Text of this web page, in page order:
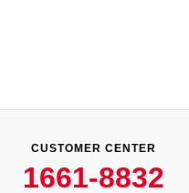
CUSTOMER CENTER
1661-8832